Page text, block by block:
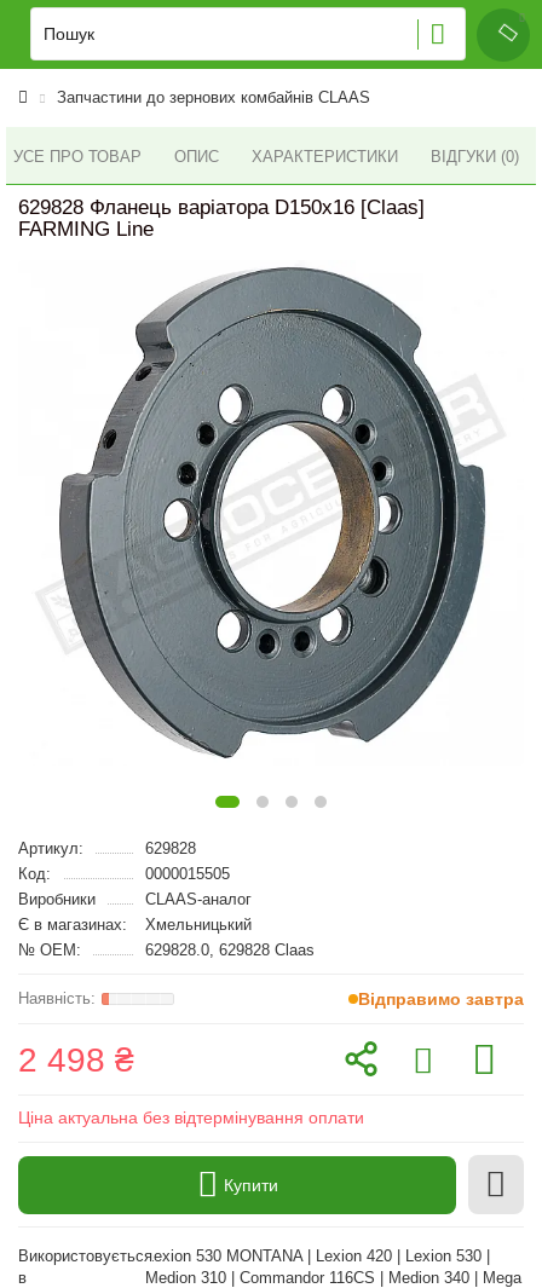
Запчастини до зернових комбайнів CLAAS
УСЕ ПРО ТОВАР ОПИС ХАРАКТЕРИСТИКИ ВІДГУКИ (0)
629828 Фланець варіатора D150x16 [Claas]
FARMING Line
Артикул:
629828
Код:
0000015505
Виробники
CLAAS-аналог
Є в магазинах:
Хмельницький
№ OEM:
629828.0, 629828 Claas
Відправимо завтра
2 498 ₴
Ціна актуальна без відтермінування оплати
Купити
Використовується
в
Lexion 530 MONTANA | Lexion 420 | Lexion 530 |
Medion 310 | Commandor 116CS | Medion 340 | Mega